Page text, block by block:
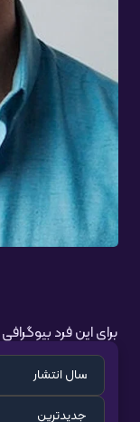
برای این فرد